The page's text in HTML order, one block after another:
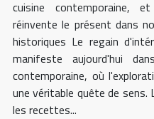
cuisine contemporaine,
réinvente le présent dans
historiques Le regain
manifeste aujourd'hui
contemporaine, où
une véritable quête de
les recettes...